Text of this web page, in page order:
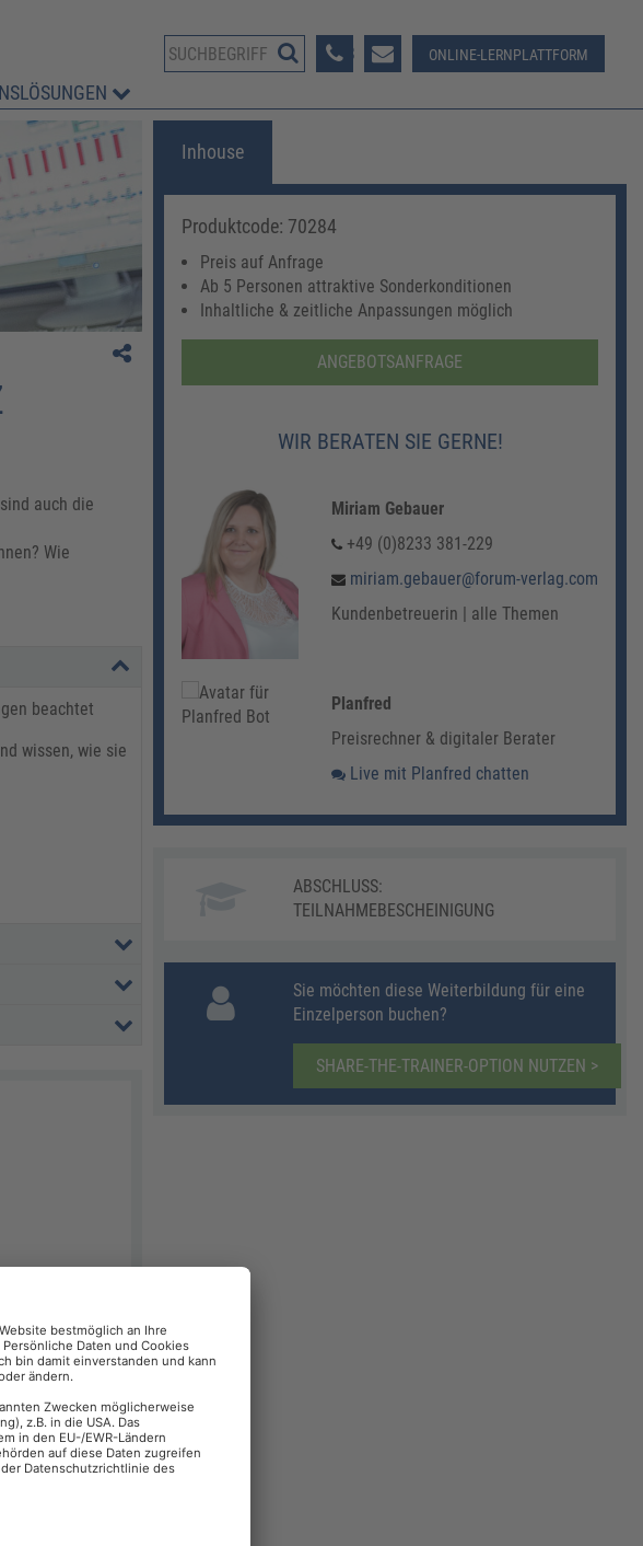
08233 381-123 ONLINE-LERNPLATTFORM
auch die
Wie
beachtet
wissen, wie sie
oder sind
Inhouse
Produktcode: 70284
Preis auf Anfrage
Ab 5 Personen attraktive Sonderkonditionen
Inhaltliche & zeitliche Anpassungen möglich
ANGEBOTSANFRAGE
WIR BERATEN SIE GERNE!
Miriam Gebauer
+49 (0)8233 381-229
miriam.gebauer@forum-verlag.com
Kundenbetreuerin | alle Themen
Planfred
Preisrechner & digitaler Berater
Live mit Planfred chatten
ABSCHLUSS:
TEILNAHMEBESCHEINIGUNG
Sie möchten diese Weiterbildung für eine
Einzelperson buchen?
SHARE-THE-TRAINER-OPTION NUTZEN >